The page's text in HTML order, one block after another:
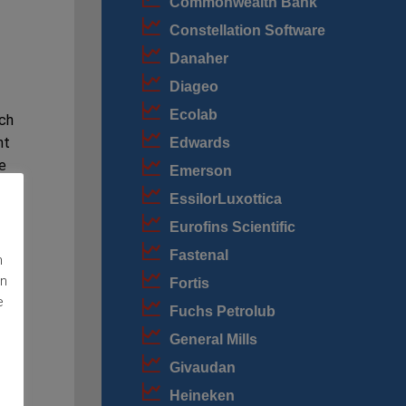
Constellation Software
Danaher
Diageo
Ecolab
Edwards
Emerson
EssilorLuxottica
Eurofins Scientific
Fastenal
Fortis
Fuchs Petrolub
General Mills
Givaudan
Heineken